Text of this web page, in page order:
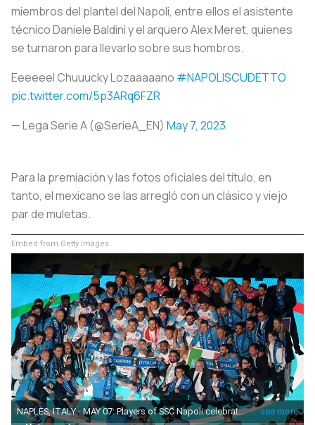
miembros del plantel del Napoli, entre ellos el asistente
técnico Daniele Baldini y el arquero Alex Meret, quienes
se turnaron para llevarlo sobre sus hombros.
Eeeeeel Chuuucky Lozaaaaano #NAPOLISCUDETTO
pic.twitter.com/5p3ARq6FZR
— Lega Serie A (@SerieA_EN) May 7, 2023
Para la premiación y las fotos oficiales del título, en
tanto, el mexicano se las arregló con un clásico y viejo
par de muletas.
Embed from Getty Images